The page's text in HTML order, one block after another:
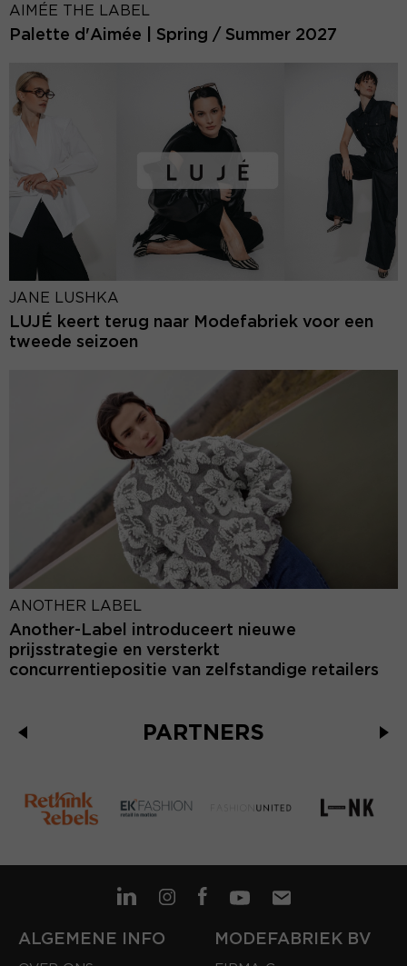
AIMÉE THE LABEL
Palette d'Aimée | Spring / Summer 2027
JANE LUSHKA
LUJÉ keert terug naar Modefabriek voor een
tweede seizoen
ANOTHER LABEL
Another-Label introduceert nieuwe
prijsstrategie en versterkt
concurrentiepositie van zelfstandige retailers
PARTNERS
ALGEMENE INFO MODEFABRIEK BV